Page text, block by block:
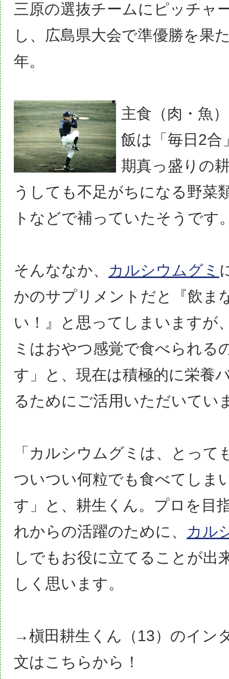
三原の選抜チームにピッチャ
し、広島県大会で準優勝を果
年。
主食（肉・魚
飯は「毎日2合
期真っ盛りの
うしても不足がちになる野菜
トなどで補っていたそうです
そんななか、 カルシウムグミ
かのサプリメントだと『飲ま
い！』と思ってしまいますが
ミはおやつ感覚で食べられる
す」と、現在は積極的に栄養
るためにご活用いただいてい
「カルシウムグミは、とって
ついつい何粒でも食べてしま
す」と、耕生くん。プロを目
れからの活躍のために、
カル
しでもお役に立てることが出
しく思います。
→槇田耕生くん（13）のイン
文はこちらから！